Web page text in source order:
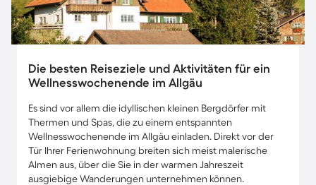
Die besten Reiseziele und Aktivitäten für ein
Wellnesswochenende im Allgäu
Es sind vor allem die idyllischen kleinen Bergdörfer mit
Thermen und Spas, die zu einem entspannten
Wellnesswochenende im Allgäu einladen. Direkt vor der
Tür Ihrer Ferienwohnung breiten sich meist malerische
Almen aus, über die Sie in der warmen Jahreszeit
ausgiebige Wanderungen unternehmen können.